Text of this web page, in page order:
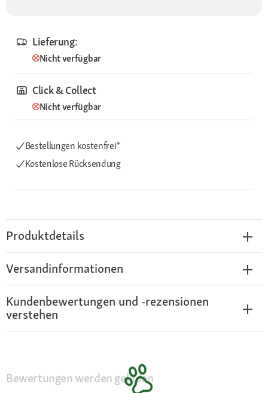
Lieferung:
Nicht verfügbar
Click & Collect
Nicht verfügbar
Bestellungen kostenfrei*
Kostenlose Rücksendung
Produktdetails
Versandinformationen
Kundenbewertungen und -rezensionen
verstehen
Bewertungen werden geladen